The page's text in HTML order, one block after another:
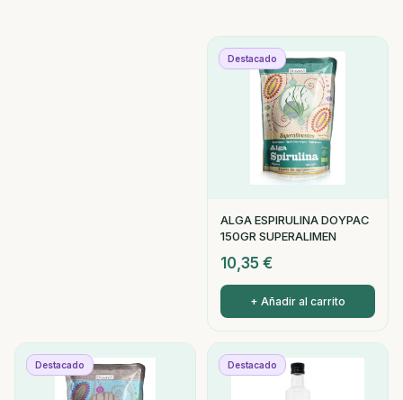
Destacado
ALGA ESPIRULINA DOYPAC
150GR SUPERALIMEN
10,35 €
+ Añadir al carrito
Destacado Destacado